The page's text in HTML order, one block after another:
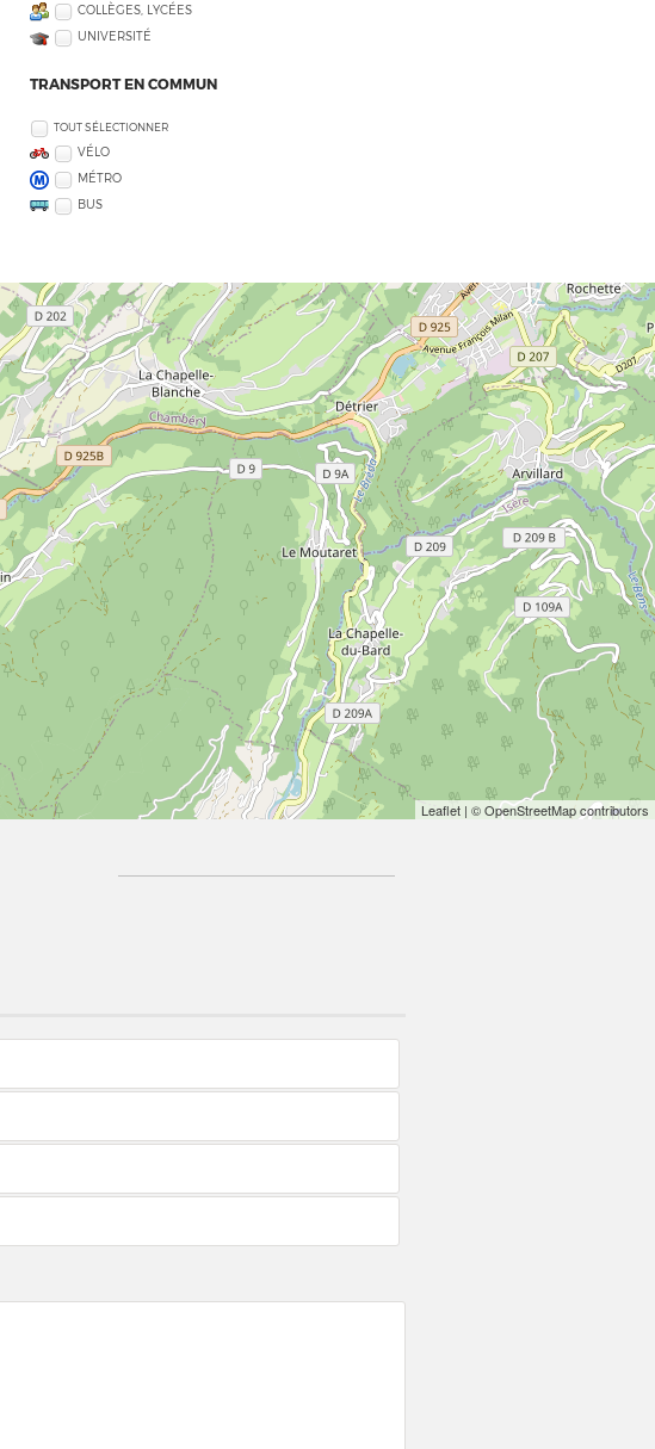
COLLÈGES, LYCÉES
UNIVERSITÉ
TRANSPORT EN COMMUN
TOUT SÉLECTIONNER
VÉLO
MÉTRO
BUS
Leaflet | © OpenStreetMap contributors